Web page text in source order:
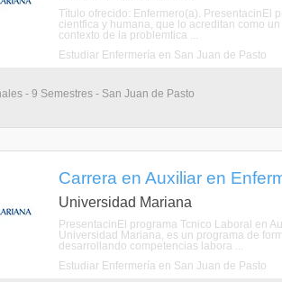
Título ofrecido: Enfermero(a). PresentacinEl
cientfica y humana, que lo acreditan como
contexto de la problemtica ...
Estudiar Enfermería en San Juan de Pasto
- 9 Semestres - San Juan de Pasto
Carrera en Auxiliar en
Universidad Mariana
PresentacinEl programa Tcnico Laboral en
Universidad Mariana, es un programa de
desarrollando competencias labora ...
Estudiar Enfermería en San Juan de Pasto